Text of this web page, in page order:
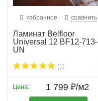
избранное сравнить
Ламинат Belfloor
Universal 12 BF12-713-
UN
(1)
Цена: 1 799 ₽/м2